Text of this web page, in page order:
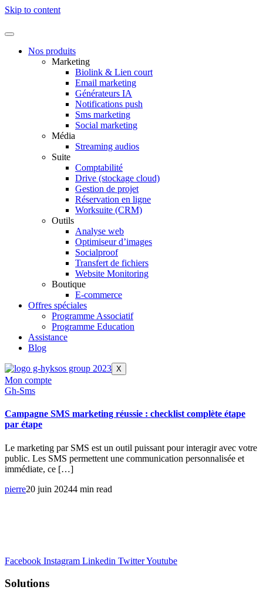
Skip to content
Nos produits
Marketing
Biolink & Lien court
Email marketing
Générateurs IA
Notifications push
Sms marketing
Social marketing
Média
Streaming audios
Suite
Comptabilité
Drive (stockage cloud)
Gestion de projet
Réservation en ligne
Worksuite (CRM)
Outils
Analyse web
Optimiseur d’images
Socialproof
Transfert de fichiers
Website Monitoring
Boutique
E-commerce
Offres spéciales
Programme Associatif
Programme Education
Assistance
Blog
X
Mon compte
Gh-Sms
Campagne SMS marketing réussie : checklist complète étape
par étape
Le marketing par SMS est un outil puissant pour interagir avec votre
public. Les SMS permettent une communication personnalisée et
immédiate, ce […]
pierre20 juin 20244 min read
Facebook Instagram Linkedin TwitterYoutube
Solutions